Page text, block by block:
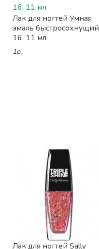
Лак для ногтей Умная
эмаль быстросохнущий
16, 11 мл
1р.
Лак для ногтей Sally